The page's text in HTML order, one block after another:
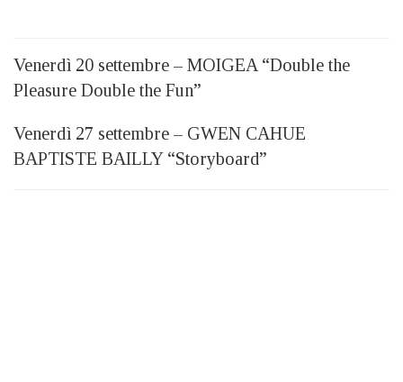
Venerdì 20 settembre – MOIGEA “Double the
Pleasure Double the Fun”
Venerdì 27 settembre – GWEN CAHUE
BAPTISTE BAILLY “Storyboard”